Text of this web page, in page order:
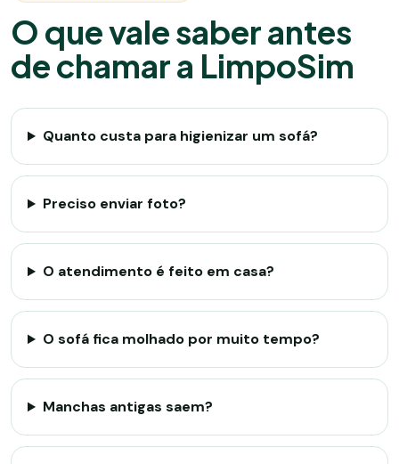
O que vale saber antes
de chamar a LimpoSim
Quanto custa para higienizar um sofá?
Preciso enviar foto?
O atendimento é feito em casa?
O sofá fica molhado por muito tempo?
Manchas antigas saem?